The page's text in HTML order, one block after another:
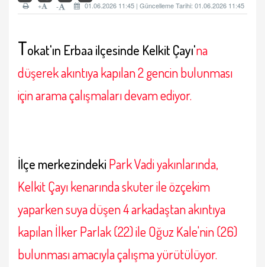
01.06.2026 11:45 | Güncelleme Tarihi: 01.06.2026 11:45
-
+
Tokat'ın Erbaa ilçesinde Kelkit Çayı'na
düşerek akıntıya kapılan 2 gencin bulunması
için arama çalışmaları devam ediyor.
İlçe merkezindeki Park Vadi yakınlarında,
Kelkit Çayı kenarında skuter ile özçekim
yaparken suya düşen 4 arkadaştan akıntıya
kapılan İlker Parlak (22) ile Oğuz Kale'nin (26)
bulunması amacıyla çalışma yürütülüyor.